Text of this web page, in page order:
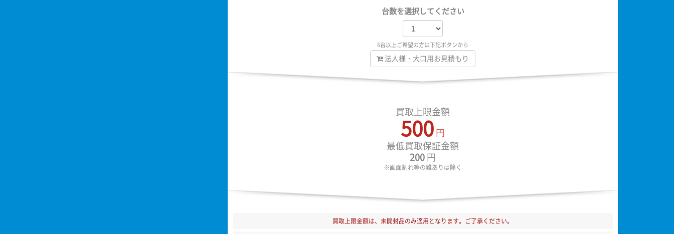
台数を選択してください
6台以上ご希望の方は下記ボタンから
法人様・大口用お見積もり
買取上限金額
500 円
最低買取保証金額
200 円
※画面割れ等の難ありは除く
買取上限金額は、未開封品のみ適用となります。ご了承ください。